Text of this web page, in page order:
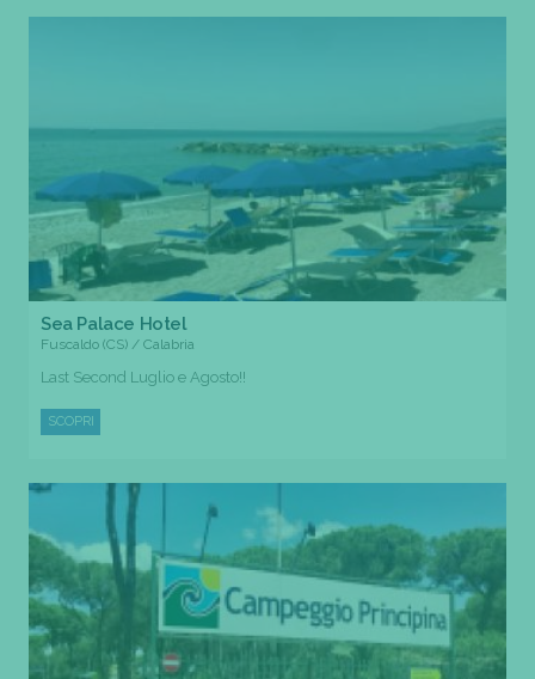
Sea Palace Hotel
Fuscaldo (CS) / Calabria
Last Second Luglio e Agosto!!
SCOPRI